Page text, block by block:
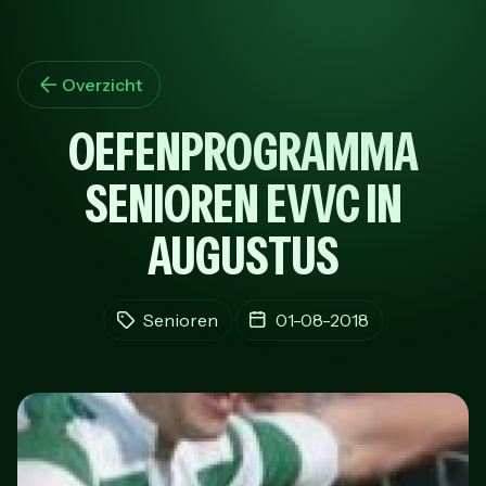
Overzicht
OEFENPROGRAMMA
SENIOREN EVVC IN
AUGUSTUS
Senioren 01-08-2018